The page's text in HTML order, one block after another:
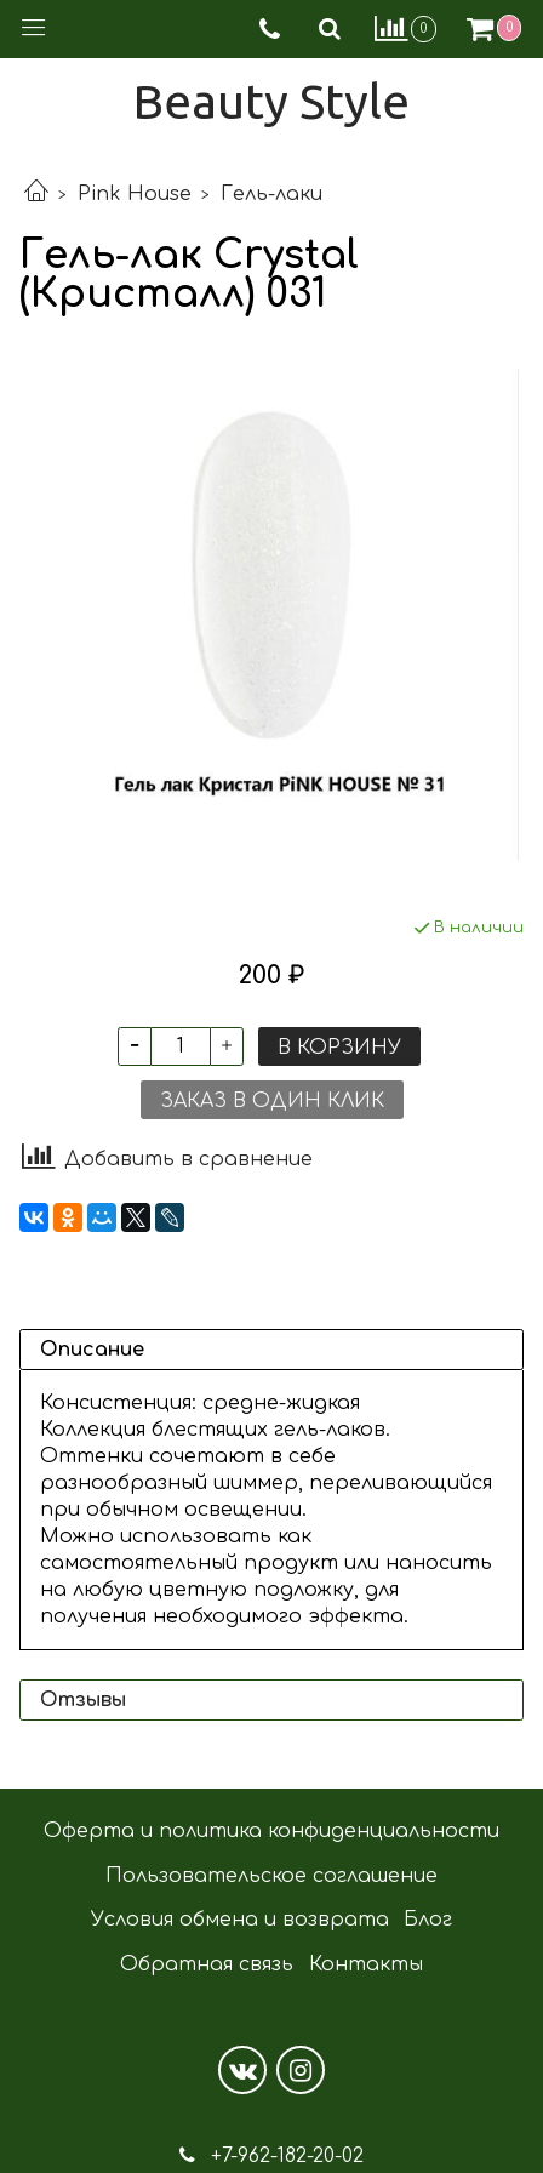
0 0
Beauty Style
Pink House Гель-лаки
Гель-лак Crystal
(Кристалл) 031
В наличии
200 ₽
В КОРЗИНУ
ЗАКАЗ В ОДИН КЛИК
Добавить в сравнение
Описание
Консистенция: средне-жидкая
Коллекция блестящих гель-лаков.
Оттенки сочетают в себе
разнообразный шиммер, переливающийся
при обычном освещении.
Можно использовать как
самостоятельный продукт или наносить
на любую цветную подложку, для
получения необходимого эффекта.
Отзывы
Оферта и политика конфиденциальности
Пользовательское соглашение
Условия обмена и возврата Блог
Обратная связь Контакты
+7-962-182-20-02